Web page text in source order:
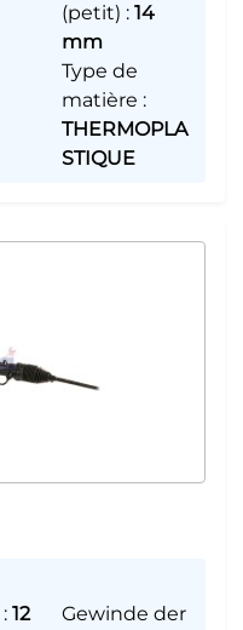
(petit) : 14
mm
Type de
matière :
THERMOPLA
STIQUE
: 12
Gewinde der